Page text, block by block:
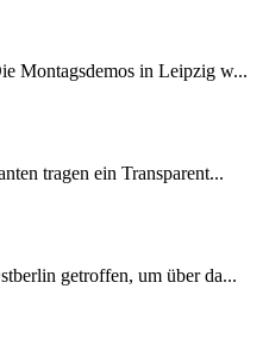
Montagsdemos in Leipzig w...
tragen ein Transparent...
getroffen, um über da...